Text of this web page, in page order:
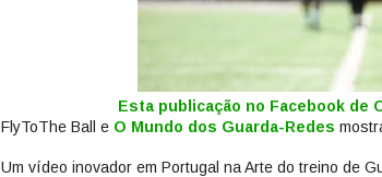
Esta publicação no Facebook de
FlyToThe Ball e O Mundo dos Guarda-Redes
Um vídeo inovador em Portugal na Arte do treino de